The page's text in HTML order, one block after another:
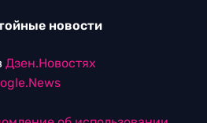
новости
Дзен.Новостях